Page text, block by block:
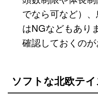
でなら可など）
はNGなどもあり
確認しておくのが
ソフトな北欧テイ